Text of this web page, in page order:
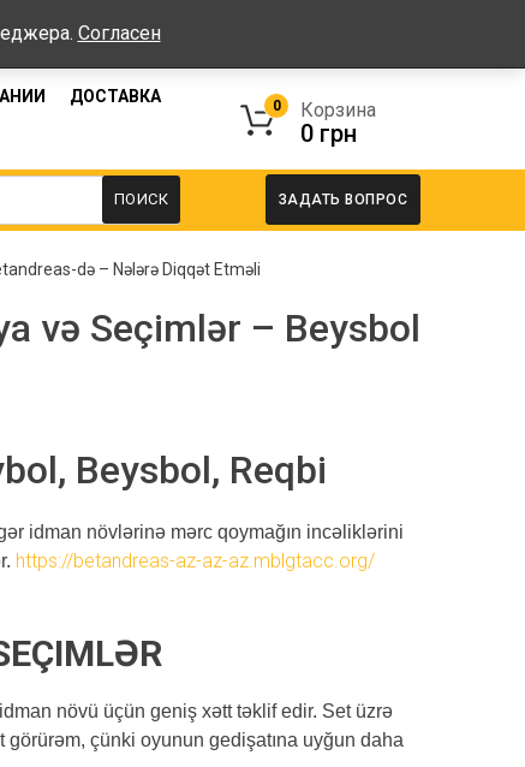
Пн-Пт: 08:00-17:00, Сб-Вс - выходные
ДОСТАВКА
Корзина
0
0 грн
ПОИСК ЗАДАТЬ ВОПРОС
də – Nələrə Diqqət Etməli
və Seçimlər – Beysbol
Beysbol, Reqbi
idman növlərinə mərc qoymağın incəliklərini
https://betandreas-az-az-az.mblgtacc.org/
növü üçün geniş xətt təklif edir. Set üzrə
çünki oyunun gedişatına uyğun daha
Согласен